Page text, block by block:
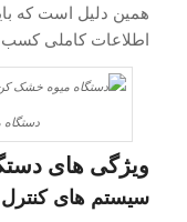
همین دلیل است که
اطلاعات کاملی کسب
ویژگی های
سیستم های